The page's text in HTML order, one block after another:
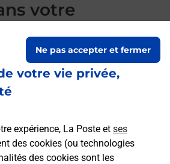
votre vie privée,
expérience, La Poste et ses
des cookies (ou technologies
des cookies sont les
Ne pas accepter et fermer
votre